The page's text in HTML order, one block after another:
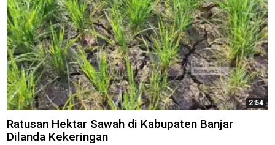
2:54
Ratusan Hektar Sawah di Kabupaten Banjar
Dilanda Kekeringan